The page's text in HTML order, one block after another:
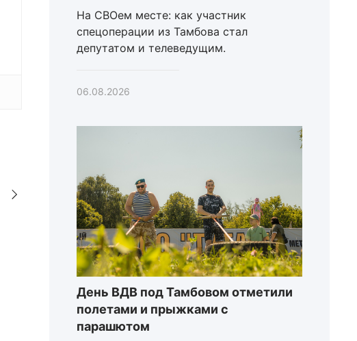
На СВОем месте: как участник
спецоперации из Тамбова стал
депутатом и телеведущим.
06.08.2026
День ВДВ под Тамбовом отметили
полетами и прыжками с
парашютом